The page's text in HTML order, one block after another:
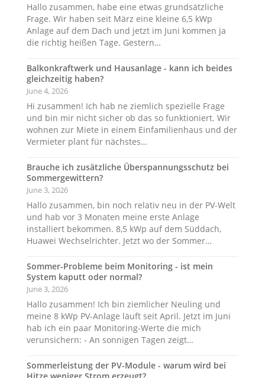
Hallo zusammen, habe eine etwas grundsätzliche
Frage. Wir haben seit März eine kleine 6,5 kWp
Anlage auf dem Dach und jetzt im Juni kommen ja
die richtig heißen Tage. Gestern…
Balkonkraftwerk und Hausanlage - kann ich beides
gleichzeitig haben?
June 4, 2026
Hi zusammen! Ich hab ne ziemlich spezielle Frage
und bin mir nicht sicher ob das so funktioniert. Wir
wohnen zur Miete in einem Einfamilienhaus und der
Vermieter plant für nächstes…
Brauche ich zusätzliche Überspannungsschutz bei
Sommergewittern?
June 3, 2026
Hallo zusammen, bin noch relativ neu in der PV-Welt
und hab vor 3 Monaten meine erste Anlage
installiert bekommen. 8,5 kWp auf dem Süddach,
Huawei Wechselrichter. Jetzt wo der Sommer…
Sommer-Probleme beim Monitoring - ist mein
System kaputt oder normal?
June 3, 2026
Hallo zusammen! Ich bin ziemlicher Neuling und
meine 8 kWp PV-Anlage läuft seit April. Jetzt im Juni
hab ich ein paar Monitoring-Werte die mich
verunsichern: - An sonnigen Tagen zeigt…
Sommerleistung der PV-Module - warum wird bei